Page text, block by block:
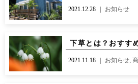
2021.12.28 ｜ お知らせ
下草とは？おすす
2021.11.18 ｜ お知らせ ,